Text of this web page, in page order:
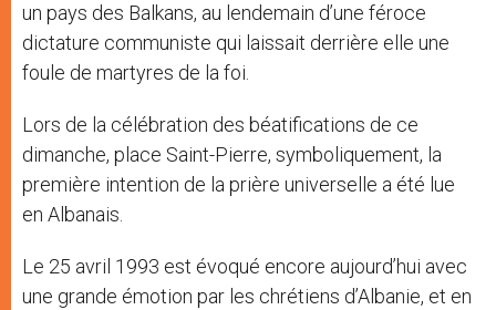
un pays des Balkans, au lendemain d’une féroce
dictature communiste qui laissait derrière elle une
foule de martyres de la foi.
Lors de la célébration des béatifications de ce
dimanche, place Saint-Pierre, symboliquement, la
première intention de la prière universelle a été lue
en Albanais.
Le 25 avril 1993 est évoqué encore aujourd’hui avec
une grande émotion par les chrétiens d’Albanie, et en